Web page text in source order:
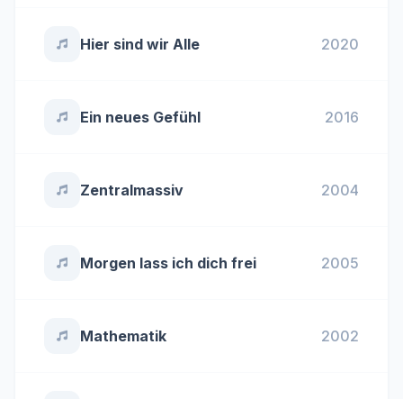
Hier sind wir Alle 2020
Ein neues Gefühl 2016
Zentralmassiv 2004
Morgen lass ich dich frei 2005
Mathematik 2002